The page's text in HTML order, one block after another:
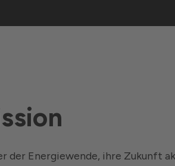
der Energiewende, ihre Zukunft